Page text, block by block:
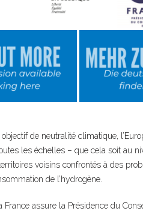
de neutralité climatique,
les échelles – que cela soit au
voisins confrontés à des
de l’hydrogène.
France assure la Présidence du